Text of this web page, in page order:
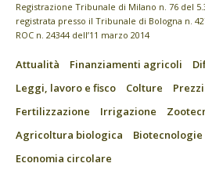
Registrazione Tribunale di Milano n. 76 del
registrata presso il Tribunale di Bologna n.
ROC n. 24344 dell’11 marzo 2014
Attualità Finanziamenti agricoli
Leggi, lavoro e fisco
Colture
Fertilizzazione
Irrigazione
Agricoltura biologica
Biotecnologie
Economia circolare